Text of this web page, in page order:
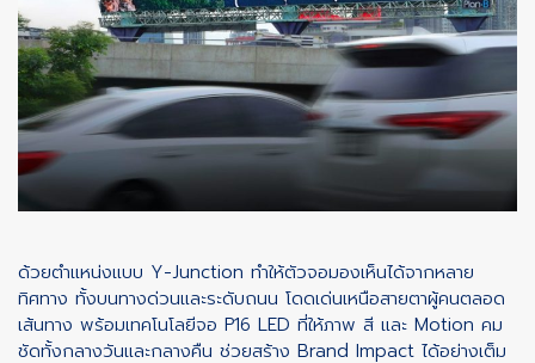
ด้วยตำแหน่งแบบ Y-Junction ทำให้ตัวจอมองเห็นได้จากหลาย
ทิศทาง ทั้งบนทางด่วนและระดับถนน โดดเด่นเหนือสายตาผู้คนตลอด
เส้นทาง พร้อมเทคโนโลยีจอ P16 LED ที่ให้ภาพ สี และ Motion คม
ชัดทั้งกลางวันและกลางคืน ช่วยสร้าง Brand Impact ได้อย่างเต็ม